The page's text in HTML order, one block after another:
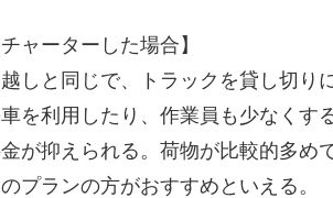
ャーターした場合】
しと同じで、トラックを貸し切り
を利用したり、作業員も少なくす
が抑えられる。荷物が比較的多め
プランの方がおすすめといえる。